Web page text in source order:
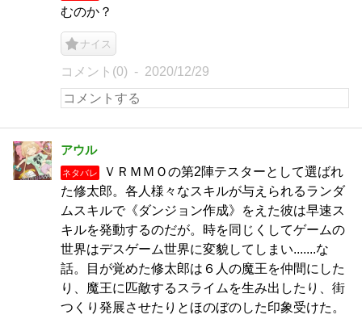
むのか？
ナイス
コメント(0) 2020/12/29
アウル
ネタバレ
ＶＲＭＭＯの第2陣テスターとして選ばれ
た修太郎。各人様々なスキルが与えられるランダ
ムスキルで《ダンジョン作成》をえた彼は早速ス
キルを発動するのだが。時を同じくしてゲームの
世界はデスゲーム世界に変貌してしまい.......な
話。目が覚めた修太郎は６人の魔王を仲間にした
り、魔王に匹敵するスライムを生み出したり、街
つくり発展させたりとほのぼのした印象受けた。